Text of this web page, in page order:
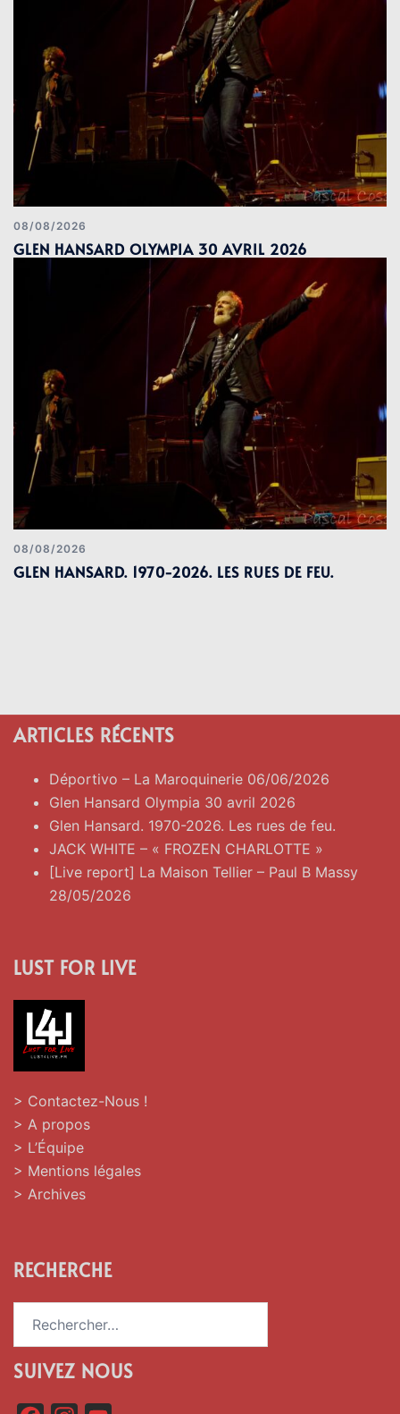
08/08/2026
GLEN HANSARD OLYMPIA 30 AVRIL 2026
08/08/2026
GLEN HANSARD. 1970-2026. LES RUES DE FEU.
ARTICLES RÉCENTS
Déportivo – La Maroquinerie 06/06/2026
Glen Hansard Olympia 30 avril 2026
Glen Hansard. 1970-2026. Les rues de feu.
JACK WHITE – « FROZEN CHARLOTTE »
[Live report] La Maison Tellier – Paul B Massy
28/05/2026
LUST FOR LIVE
> Contactez-Nous !
> A propos
> L’Équipe
> Mentions légales
> Archives
RECHERCHE
SUIVEZ NOUS